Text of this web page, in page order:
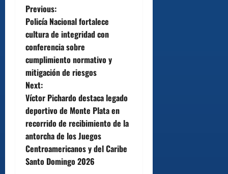
P
o
s
t
n
a
v
i
Previous:
Policía Nacional fortalece
cultura de integridad con
conferencia sobre
cumplimiento normativo y
mitigación de riesgos
Next:
Víctor Pichardo destaca legado
deportivo de Monte Plata en
recorrido de recibimiento de la
antorcha de los Juegos
Centroamericanos y del Caribe
Santo Domingo 2026